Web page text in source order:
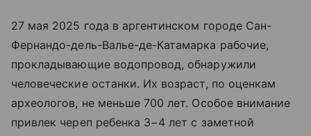
27 мая 2025 года в аргентинском городе Сан-
Фернандо-дель-Валье-де-Катамарка рабочие,
прокладывающие водопровод, обнаружили
человеческие останки. Их возраст, по оценкам
археологов, не меньше 700 лет. Особое внимание
привлек череп ребенка 3−4 лет с заметной